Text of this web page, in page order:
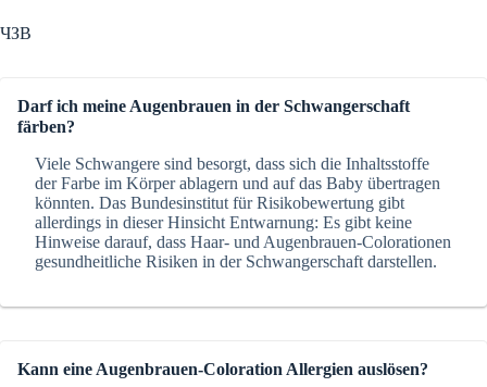
ЧЗВ
Darf ich meine Augenbrauen in der Schwangerschaft
färben?
Viele Schwangere sind besorgt, dass sich die Inhaltsstoffe
der Farbe im Körper ablagern und auf das Baby übertragen
könnten. Das Bundesinstitut für Risikobewertung gibt
allerdings in dieser Hinsicht Entwarnung: Es gibt keine
Hinweise darauf, dass Haar- und Augenbrauen-Colorationen
gesundheitliche Risiken in der Schwangerschaft darstellen.
Kann eine Augenbrauen-Coloration Allergien auslösen?